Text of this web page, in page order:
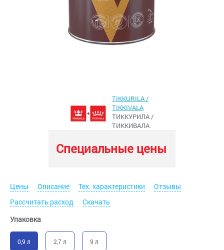
TIKKURILA /
TIKKIVALA
ТИККУРИЛА /
ТИККИВАЛА
Специальные цены
Цены Описание Тех. характеристики
Отзывы
Рассчитать расход
Скачать
Упаковка
0,9 л 2,7 л 9 л